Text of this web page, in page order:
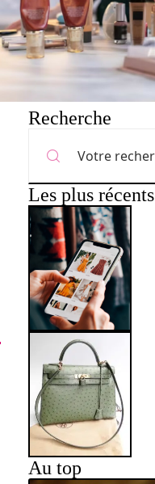
Recherche
Les plus récents
Au top